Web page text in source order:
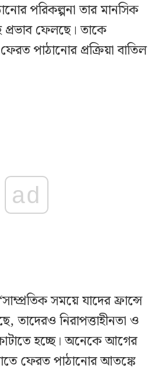
পরিকল্পনা তার মানসিক
প্রভাব ফেলছে। তাকে
পাঠানোর প্রক্রিয়া বাতিল
ad
সময়ে যাদের ফ্রান্সে
তাদেরও নিরাপত্তাহীনতা ও
হচ্ছে। অনেকে আগের
ফেরত পাঠানোর আতঙ্কে